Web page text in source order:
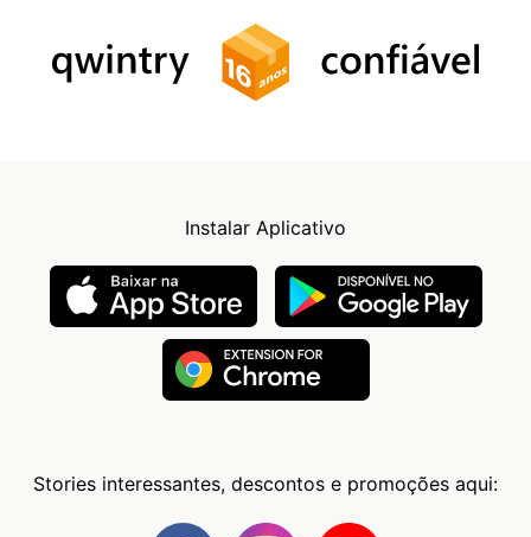
Instalar Aplicativo
Stories interessantes, descontos e promoções aqui: